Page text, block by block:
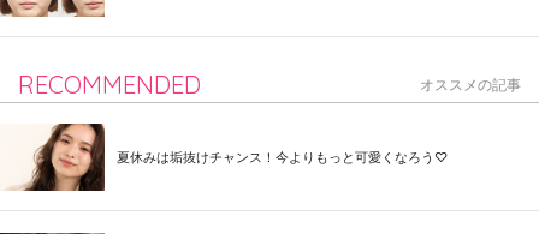
RECOMMENDED オススメの記事
夏休みは垢抜けチャンス！今よりもっと可愛くなろう♡